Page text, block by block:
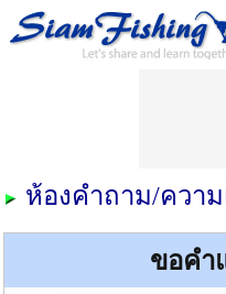
ห้องคำถาม/ควา
ขอคำ